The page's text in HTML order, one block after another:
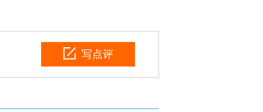
写点评